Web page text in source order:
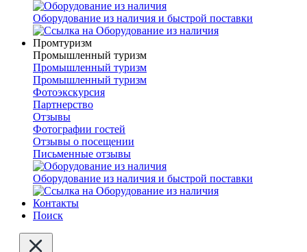
Оборудование из наличия и быстрой поставки
Промтуризм
Промышленный туризм
Промышленный туризм
Промышленный туризм
Фотоэкскурсия
Партнерство
Отзывы
Фотографии гостей
Отзывы о посещении
Письменные отзывы
Оборудование из наличия и быстрой поставки
Контакты
Поиск